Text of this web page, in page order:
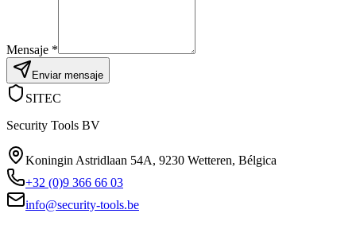
Mensaje *
Enviar mensaje
SITEC
Security Tools BV
Koningin Astridlaan 54A, 9230 Wetteren, Bélgica
+32 (0)9 366 66 03
info@security-tools.be